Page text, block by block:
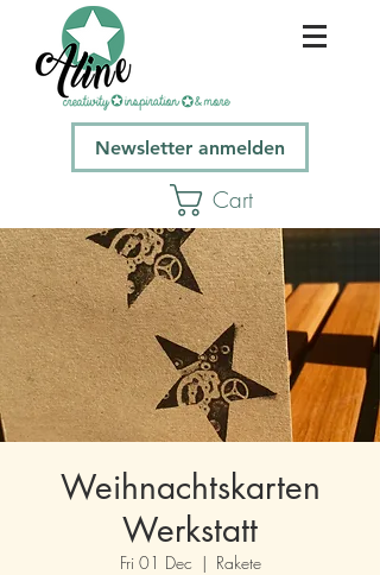
Newsletter anmelden
Cart
Weihnachtskarten
Werkstatt
Fri 01 Dec
  |
Rakete